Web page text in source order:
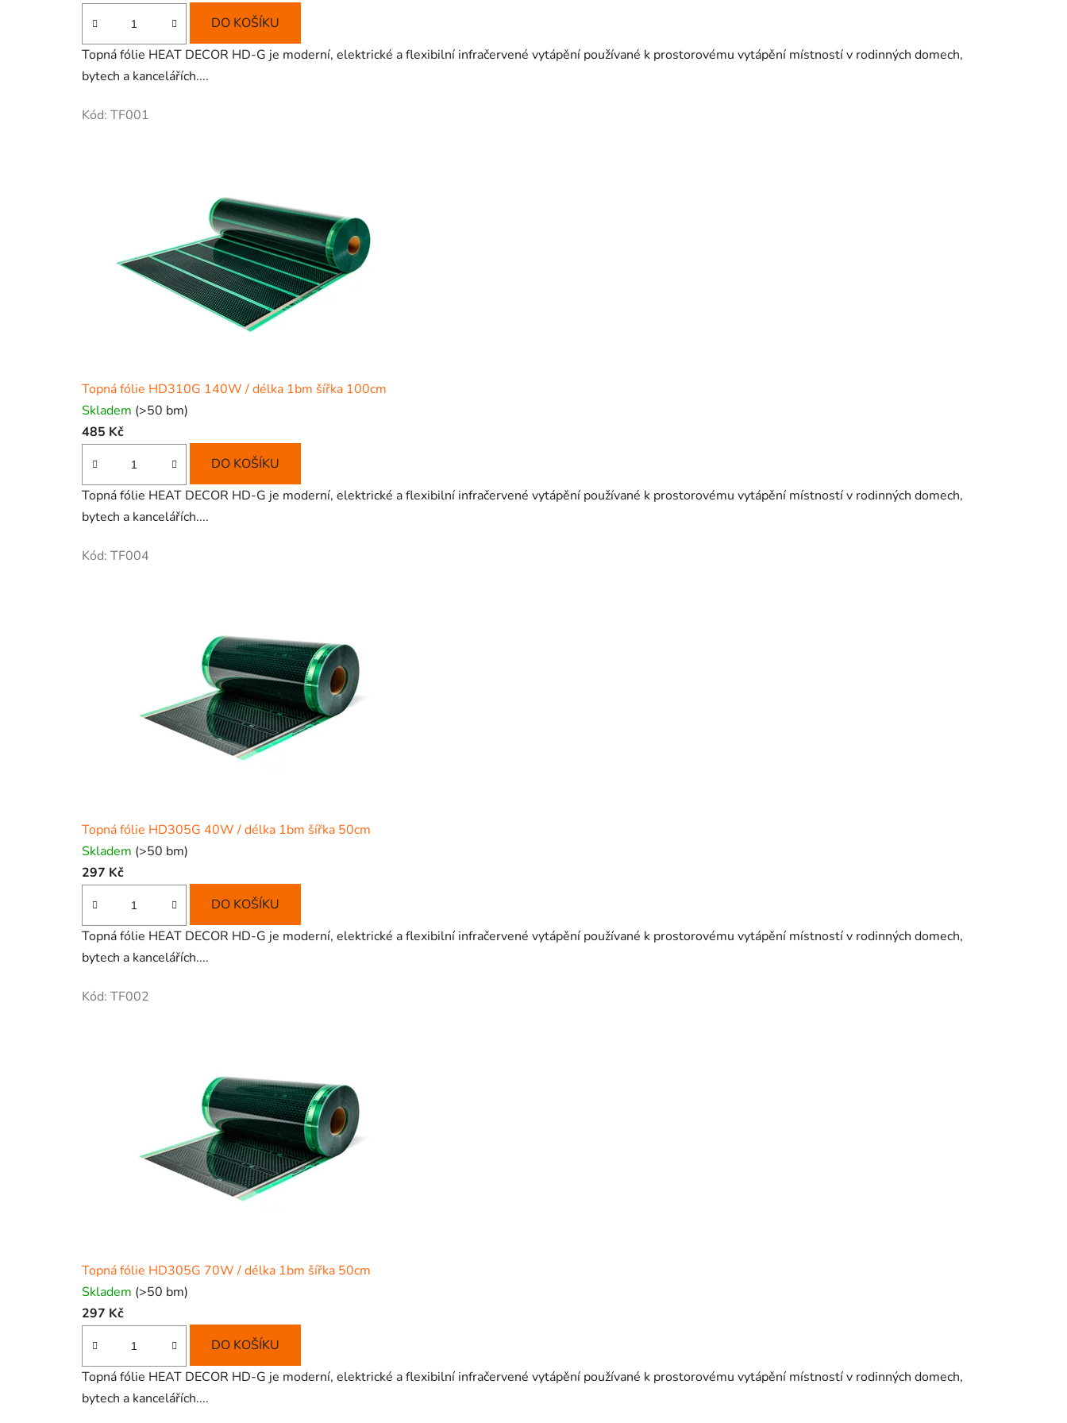
DO KOŠÍKU
Topná fólie HEAT DECOR HD-G je moderní, elektrické a flexibilní infračervené vytápění používané k prostorovému vytápění místností v rodinných domech,
bytech a kancelářích....
Kód: TF001
Topná fólie HD310G 140W / délka 1bm šířka 100cm
Skladem (>50 bm)
485 Kč
DO KOŠÍKU
Topná fólie HEAT DECOR HD-G je moderní, elektrické a flexibilní infračervené vytápění používané k prostorovému vytápění místností v rodinných domech,
bytech a kancelářích....
Kód: TF004
Topná fólie HD305G 40W / délka 1bm šířka 50cm
Skladem (>50 bm)
297 Kč
DO KOŠÍKU
Topná fólie HEAT DECOR HD-G je moderní, elektrické a flexibilní infračervené vytápění používané k prostorovému vytápění místností v rodinných domech,
bytech a kancelářích....
Kód: TF002
Topná fólie HD305G 70W / délka 1bm šířka 50cm
Skladem (>50 bm)
297 Kč
DO KOŠÍKU
Topná fólie HEAT DECOR HD-G je moderní, elektrické a flexibilní infračervené vytápění používané k prostorovému vytápění místností v rodinných domech,
bytech a kancelářích....